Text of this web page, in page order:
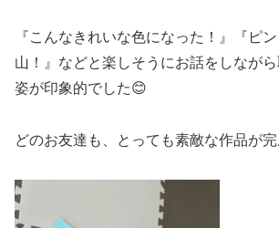
『こんなきれいな色になった！』『ピ
山！』などと楽しそうにお話をしなが
姿が印象的でした😊
どのお友達も、とっても素敵な作品が完